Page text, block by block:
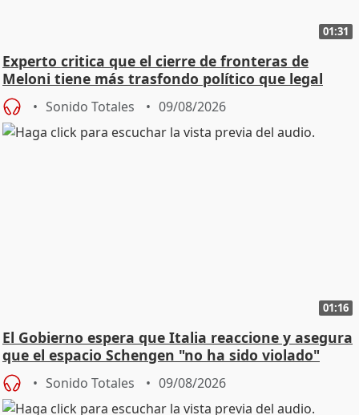
01:31
Experto critica que el cierre de fronteras de
Meloni tiene más trasfondo político que legal
Sonido Totales 09/08/2026
01:16
El Gobierno espera que Italia reaccione y asegura
que el espacio Schengen "no ha sido violado"
Sonido Totales 09/08/2026